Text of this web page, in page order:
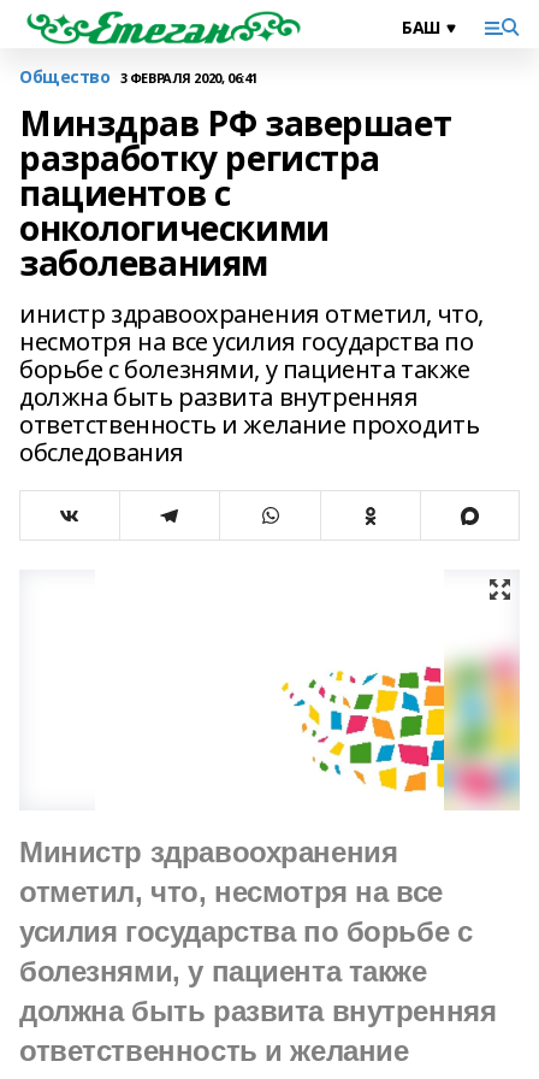
Общество 3 ФЕВРАЛЯ 2020, 06:41
Минздрав РФ завершает
разработку регистра
пациентов с
онкологическими
заболеваниям
инистр здравоохранения отметил, что,
несмотря на все усилия государства по
борьбе с болезнями, у пациента также
должна быть развита внутренняя
ответственность и желание проходить
обследования
Министр здравоохранения
отметил, что, несмотря на все
усилия государства по борьбе с
болезнями, у пациента также
должна быть развита внутренняя
ответственность и желание